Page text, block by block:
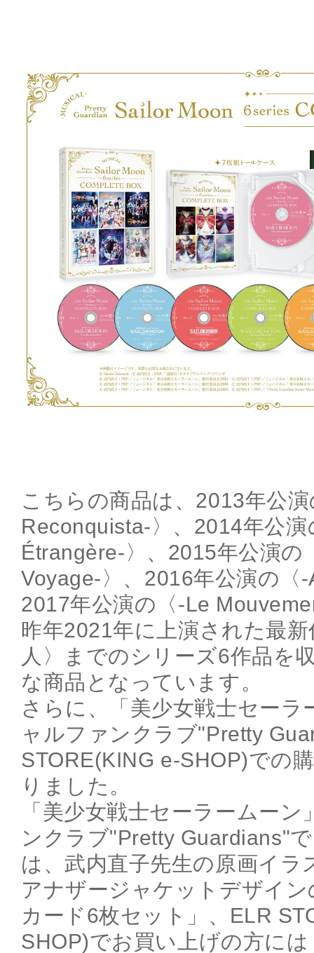
こちらの商品は、2013年公
Reconquista-〉、2014年公
Étrangère-〉、2015年公演の
Voyage-〉、2016年公演の〈
2017年公演の〈-Le
昨年2021年に上演された最
人〉までのシリーズ6作品を
な商品となっています。
さらに、「美少女戦士セーラ
ャルファンクラブ"Pretty
STORE(KING e-SHOP)での
りました。
「美少女戦士セーラームー
ンクラブ"Pretty Guardians"
は、武内直子先生の原画イラ
アナザージャケットデザイ
カード6枚セット」、ELR
SHOP)でお買い上げの方に